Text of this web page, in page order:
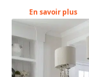
En savoir plus